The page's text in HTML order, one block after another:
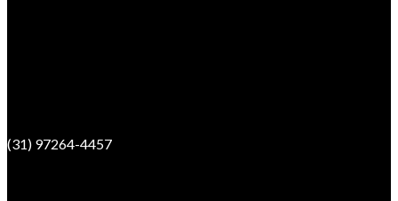
(31) 97264-4457